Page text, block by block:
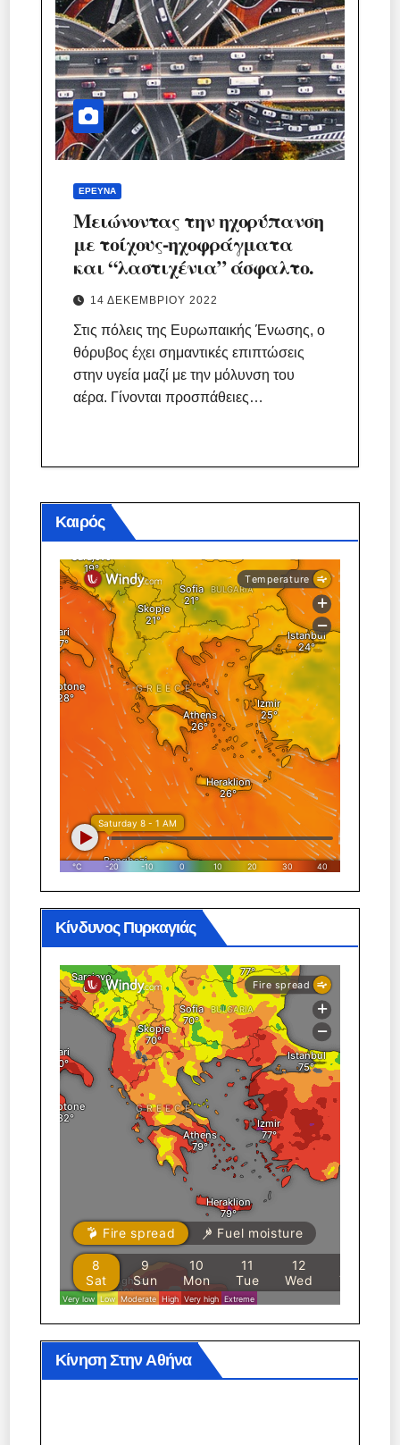
ΈΡΕΥΝΑ
Μειώνοντας την ηχορύπανση
με τοίχους-ηχοφράγματα
και “λαστιχένια” άσφαλτο.
14 ΔΕΚΕΜΒΡΊΟΥ 2022
Στις πόλεις της Ευρωπαικής Ένωσης, ο
θόρυβος έχει σημαντικές επιπτώσεις
στην υγεία μαζί με την μόλυνση του
αέρα. Γίνονται προσπάθειες…
Καιρός
Κίνδυνος Πυρκαγιάς
Κίνηση Στην Αθήνα